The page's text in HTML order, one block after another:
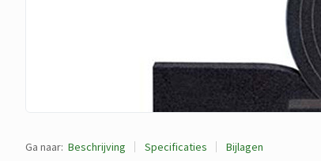
Ga naar: Beschrijving Specificaties Bijlagen